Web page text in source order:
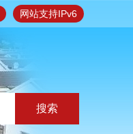
网站支持IPv6
搜索